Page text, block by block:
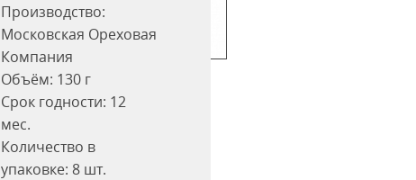
Производство:
Московская Ореховая
Компания
Объём: 130 г
Срок годности: 12
мес.
Количество в
упаковке: 8 шт.